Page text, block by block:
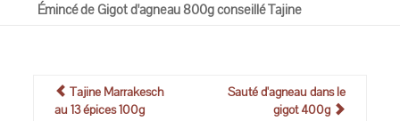
Émincé de Gigot d'agneau 800g conseillé Tajine
Tajine Marrakesch
au 13 épices 100g
Sauté d'agneau dans le
gigot 400g